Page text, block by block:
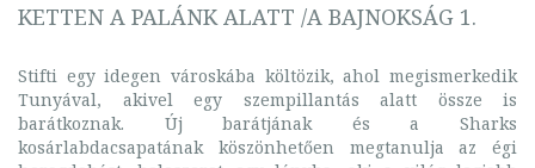
KETTEN A PALÁNK ALATT /A BAJNOKSÁG 1.
Stifti egy idegen városkába költözik, ahol megismerkedik
Tunyával, akivel egy szempillantás alatt össze is
barátkoznak. Új barátjának és a Sharks
kosárlabdacsapatának köszönhetően megtanulja az égi